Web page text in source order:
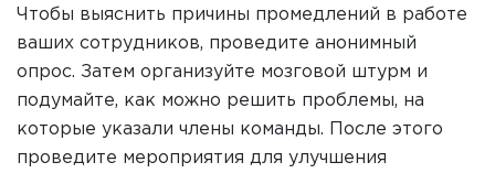
Чтобы выяснить причины промедлений в работе
ваших сотрудников, проведите анонимный
опрос. Затем организуйте мозговой штурм и
подумайте, как можно решить проблемы, на
которые указали члены команды. После этого
проведите мероприятия для улучшения